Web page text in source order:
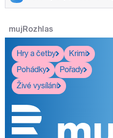
mujRozhlas
Hry a četby
Krimi
Pohádky
Pořady
Živé vysílání